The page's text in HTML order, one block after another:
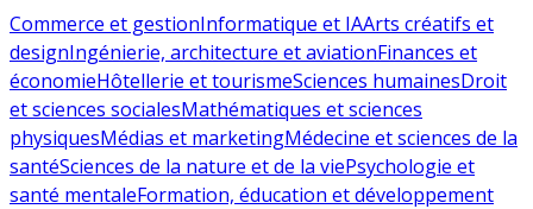
Commerce et gestionInformatique et IAArts créatifs et
designIngénierie, architecture et aviationFinances et
économieHôtellerie et tourismeSciences humainesDroit
et sciences socialesMathématiques et sciences
physiquesMédias et marketingMédecine et sciences de la
santéSciences de la nature et de la viePsychologie et
santé mentaleFormation, éducation et développement